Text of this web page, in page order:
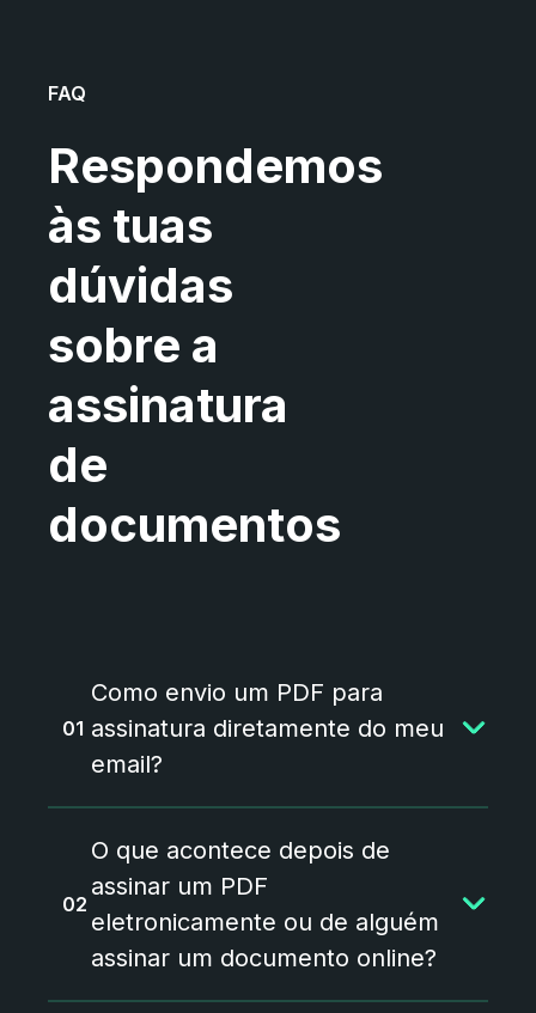
FAQ
Respondemos
às tuas
dúvidas
sobre a
assinatura
de
documentos
Como envio um PDF para
assinatura diretamente do meu
email?
Assinatura de PDF, envias PDFs
para assinatura (assinar PDF
sem complicações. É um processo
pensado para ser simples, que te
O que acontece depois de
assinar um PDF
eletronicamente ou de alguém
assinar um documento online?